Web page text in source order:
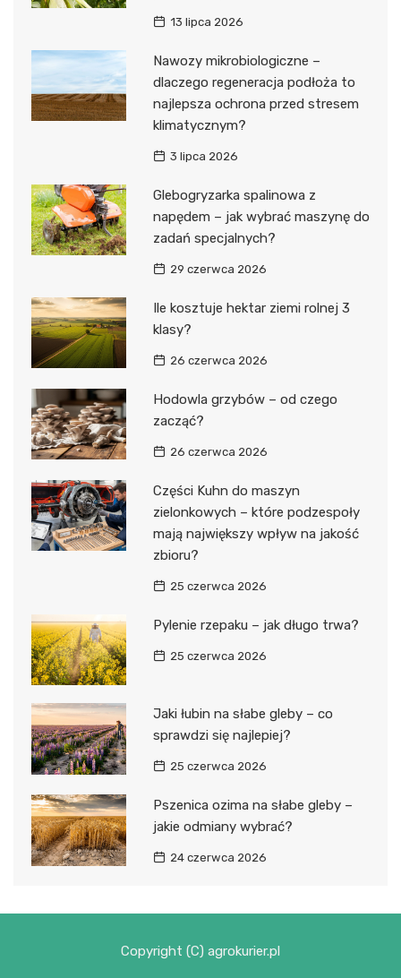
13 lipca 2026
Nawozy mikrobiologiczne –
dlaczego regeneracja podłoża to
najlepsza ochrona przed stresem
klimatycznym?
3 lipca 2026
Glebogryzarka spalinowa z
napędem – jak wybrać maszynę do
zadań specjalnych?
29 czerwca 2026
Ile kosztuje hektar ziemi rolnej 3
klasy?
26 czerwca 2026
Hodowla grzybów – od czego
zacząć?
26 czerwca 2026
Części Kuhn do maszyn
zielonkowych – które podzespoły
mają największy wpływ na jakość
zbioru?
25 czerwca 2026
Pylenie rzepaku – jak długo trwa?
25 czerwca 2026
Jaki łubin na słabe gleby – co
sprawdzi się najlepiej?
25 czerwca 2026
Pszenica ozima na słabe gleby –
jakie odmiany wybrać?
24 czerwca 2026
Copyright (C) agrokurier.pl